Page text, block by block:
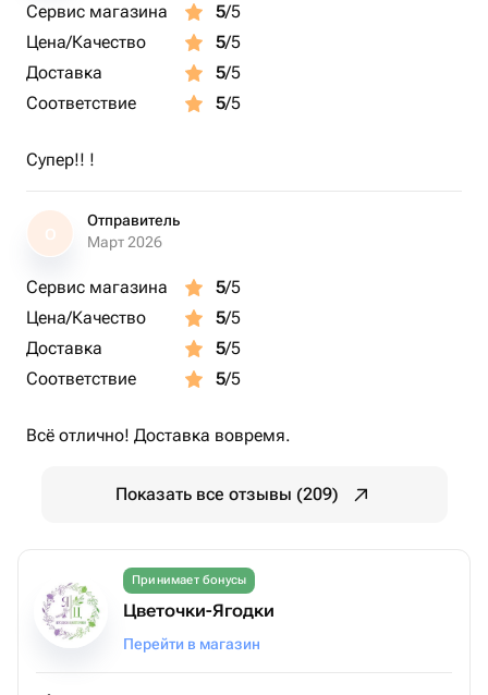
Сервис магазина 5/5
Цена/Качество
5/5
Доставка
5/5
Соответствие
5/5
Супер!! !
О
Отправитель
Март 2026
Сервис магазина 5/5
Цена/Качество
5/5
Доставка
5/5
Соответствие
5/5
Всё отлично! Доставка вовремя.
Показать все отзывы (209)
Принимает бонусы
Цветочки-Ягодки
Перейти в магазин